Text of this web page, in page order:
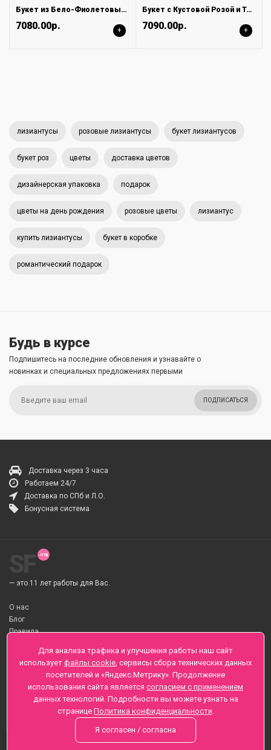
Букет из Бело-Фиолетовых Лизиантусов
7080.00р. +
Букет с Кустовой Розой и Тюльпанами
7090.00р. +
лизиантусы розовые лизиантусы букет лизиантусов
букет роз цветы доставка цветов
дизайнерская упаковка подарок
цветы на день рождения розовые цветы лизиантус
купить лизиантусы букет в коробке
романтический подарок
Будь в курсе
Подпишитесь на последние обновления и узнавайте о
новинках и специальных предложениях первыми
ПОДПИСАТЬСЯ
Доставка через 3 часа
Работаем 24/7
Доставка по СПб и Л.О.
Бонусная система
— это 11 лет работы для Вас.
О нас
Блог
Правила
О Доставке цветов
Оплата
Телеграмм
Санкт-Петербург ул. Заозерная д.6 , Лиговский пр., 65
+7 (812) 425-01-16
Вопросы? Звоните круглосуточно, без выходных
Для анализа трафика и улучшения работы наш сайт
использует файлы cookie, сервисы сбора технических данных
посетителей и «Яндекс.Метрику». Продолжение
использования сайта является согласием с применением
данных технологий. Подробности вы можете узнать на
странице Политика конфиденциальности.
Я согласен / согласна